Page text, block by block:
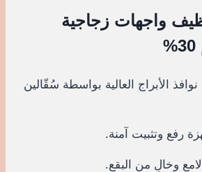
واجهات زجاجية
الأبراج العالية بواسطة سُقّالين
رفع وتثبيت آمنة.
وخالٍ من البقع.